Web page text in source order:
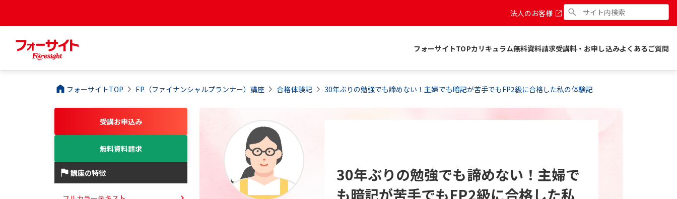
法人のお客様
フォーサイトTOPカリキュラム無料資料請求受講料・お申し込みよくあるご質問
フォーサイトTOP FP（ファイナンシャルプランナー）講座 合格体験記 30年ぶりの勉強でも諦めない！主婦でも暗記が苦手でもFP2級に合格した私の体験記
30年ぶりの勉強でも諦めない！主婦で
も暗記が苦手でもFP2級に合格した私
受講お申込み
無料資料請求
講座の特徴